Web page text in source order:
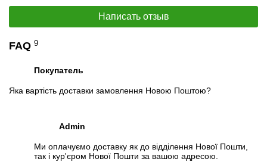
📧Запрос оптовой цены
Отслеживать на Facebook
Написать отзыв
FAQ 9
Покупатель
Яка вартість доставки замовлення Новою Поштою?
Admin
Ми оплачуємо доставку як до відділення Нової Пошти,
так і кур'єром Нової Пошти за вашою адресою.